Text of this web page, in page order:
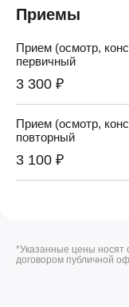
Приемы
Прием (осмотр,
первичный
3 300 ₽
Прием (осмотр,
повторный
3 100 ₽
*Указанные цены носят
договором публичной